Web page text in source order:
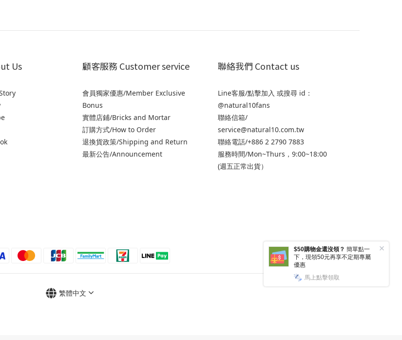
Us 顧客服務 Customer service
會員獨家優惠/Member Exclusive
Bonus
實體店鋪/Bricks and Mortar
訂購方式/How to Order
退換貨政策/Shipping and Return
最新公告/Announcement
聯絡我們 Contact us
Line客服/點擊加入 或搜尋 id：
@natural10fans
聯絡信箱/
service@natural10.com.tw
聯絡電話/+886 2 2790 7883
服務時間/Mon~Thurs，9:00~18:00
(週五正常出貨）
繁體中文